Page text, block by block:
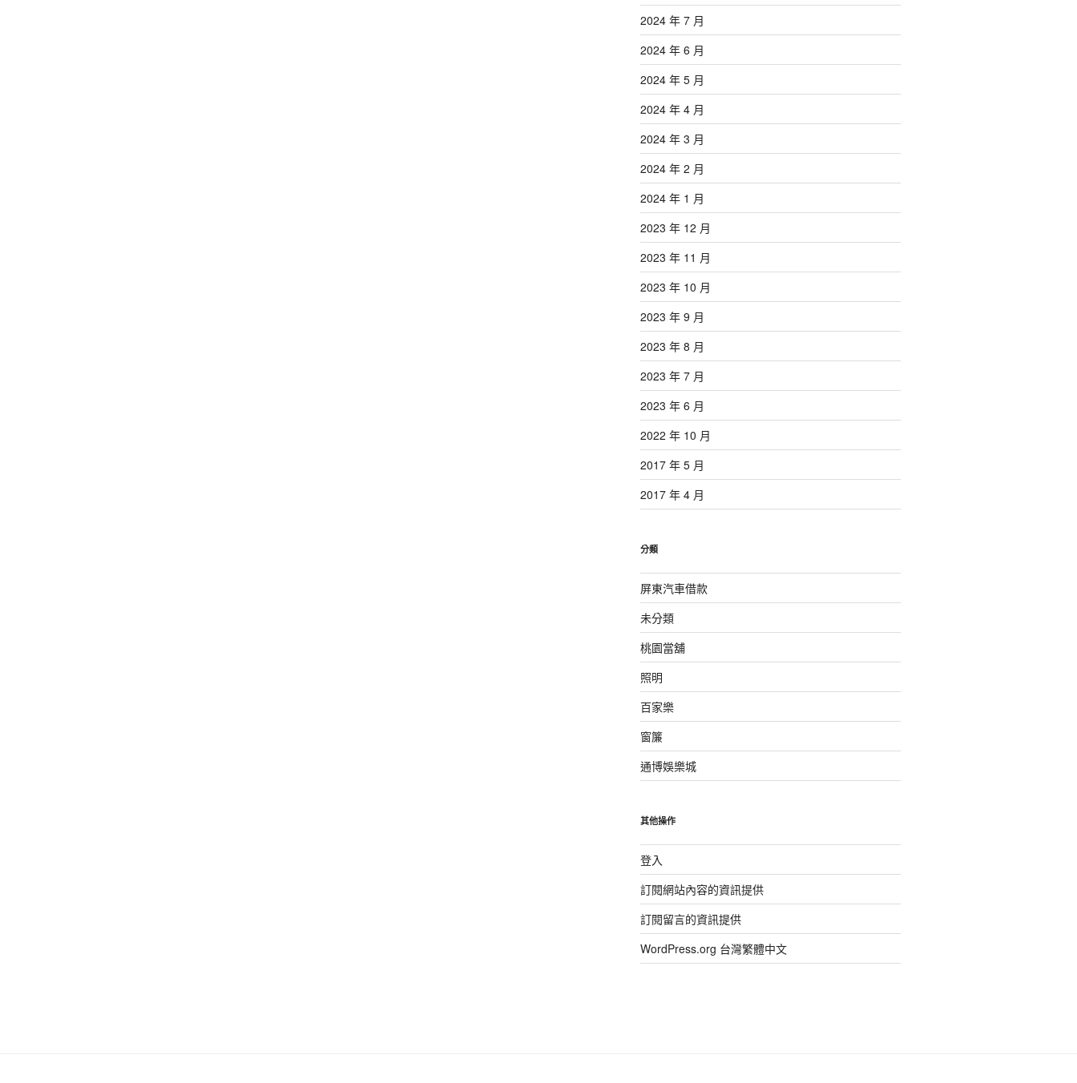
2024 年 7 月
2024 年 6 月
2024 年 5 月
2024 年 4 月
2024 年 3 月
2024 年 2 月
2024 年 1 月
2023 年 12 月
2023 年 11 月
2023 年 10 月
2023 年 9 月
2023 年 8 月
2023 年 7 月
2023 年 6 月
2022 年 10 月
2017 年 5 月
2017 年 4 月
分類
屏東汽車借款
未分類
桃園當舖
照明
百家樂
窗簾
通博娛樂城
其他操作
登入
訂閱網站內容的資訊提供
訂閱留言的資訊提供
WordPress.org 台灣繁體中文